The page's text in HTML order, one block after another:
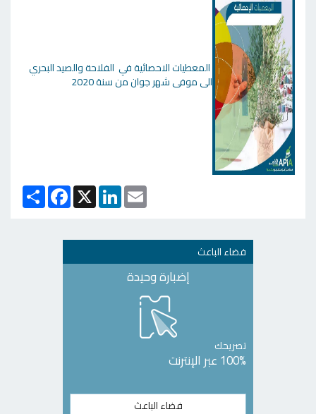
المعطيات الاحصائية في الفلاحة والصيد البحري
الى موفى شهر جوان من سنة 2020
انشر
Facebook X
LinkedInEmail
فضاء الباعث
إضبارة وحيدة
تصريحك
100% عبر الإنترنت
فضاء الباعث